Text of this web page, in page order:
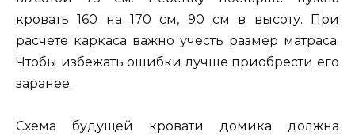
кровать 160 на 170 см, 90 см в высоту. При
расчете каркаса важно учесть размер матраса.
Чтобы избежать ошибки лучше приобрести его
заранее.
Схема будущей кровати домика должна